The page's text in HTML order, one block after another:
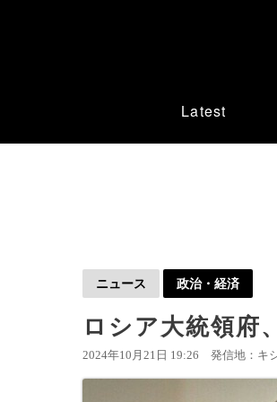
Latest
ニュース 政治・経済
ロシア大統領府
2024年10月21日 19:26 発信地：キ